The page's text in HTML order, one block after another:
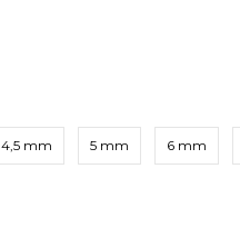
4,5 mm 5 mm 6 mm